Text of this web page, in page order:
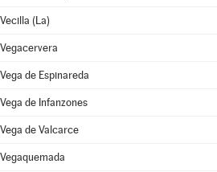
Vecilla (La)
Vegacervera
Vega de Espinareda
Vega de Infanzones
Vega de Valcarce
Vegaquemada